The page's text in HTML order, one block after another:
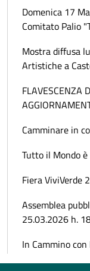
Domenica 17
Comitato Palio
Mostra diffusa
Artistiche a
FLAVESCENZA
Camminare in
Tutto il Mondo
Fiera ViviVerde
Assemblea
25.03.2026 h.
In Cammino